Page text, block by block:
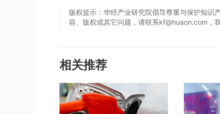
版权提示：华经产业研究院倡导尊重与保护知识
容、版权或其它问题，请联系kf@huaon.com，
相关推荐